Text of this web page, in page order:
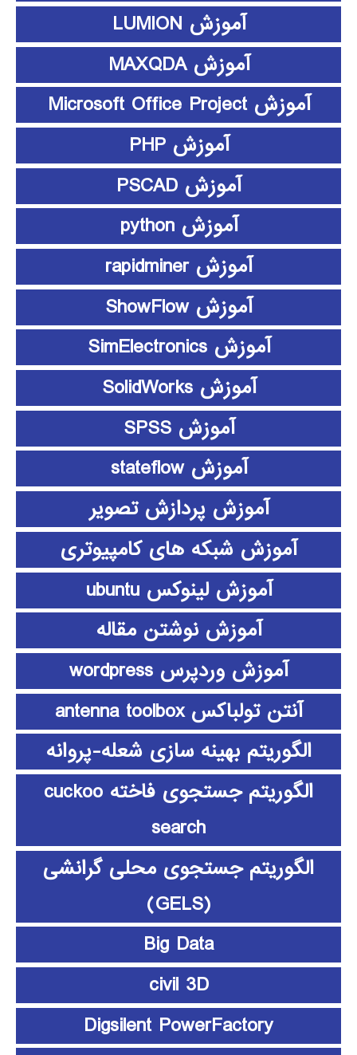
آموزش LUMION
آموزش MAXQDA
آموزش Microsoft Office Project
آموزش PHP
آموزش PSCAD
آموزش python
آموزش rapidminer
آموزش ShowFlow
آموزش SimElectronics
آموزش SolidWorks
آموزش SPSS
آموزش stateflow
آموزش پردازش تصویر
آموزش شبکه های کامپیوتری
آموزش لینوکس ubuntu
آموزش نوشتن مقاله
آموزش وردپرس wordpress
آنتن تولباکس antenna toolbox
الگوریتم بهینه سازی شعله-پروانه
الگوریتم جستجوی فاخته cuckoo
search
الگوریتم جستجوی محلی گرانشی
(GELS)
Big Data
civil 3D
Digsilent PowerFactory